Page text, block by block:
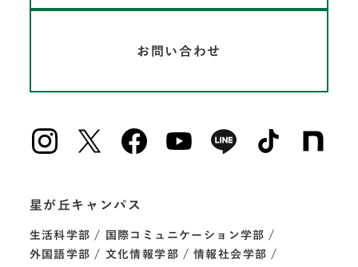
お問い合わせ
星が丘キャンパス
生活科学部
国際コミュニケーション学部
外国語学部
文化情報学部
情報社会学部